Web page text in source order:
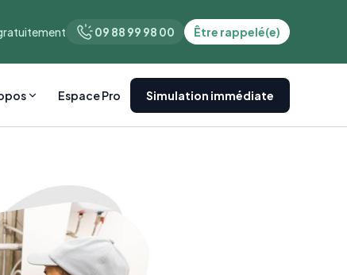
09 88 99 98 00 Être rappelé(e)
Espace Pro Simulation immédiate